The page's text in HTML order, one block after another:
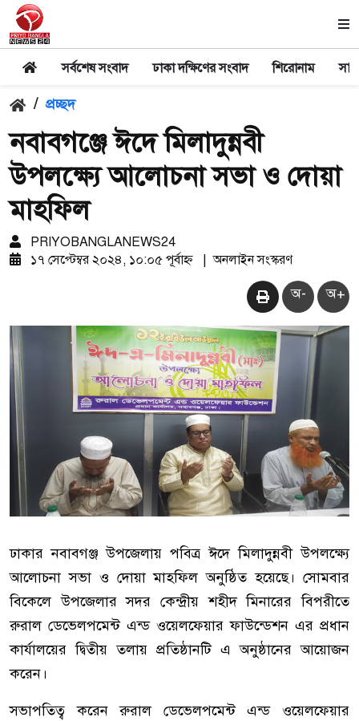
সর্বশেষ সংবাদ ঢাকা দক্ষিণের সংবাদ শিরোনাম
/ প্রচ্ছদ
নবাবগঞ্জে ঈদে মিলাদুন্নবী
উপলক্ষ্যে আলোচনা সভা ও দোয়া
মাহফিল
PRIYOBANGLANEWS24
১৭ সেপ্টেম্বর ২০২৪, ১০:০৫ পূর্বাহ্ন
অনলাইন সংস্করণ
অ- অ+
ঢাকার নবাবগঞ্জ উপজেলায় পবিত্র ঈদে মিলাদুন্নবী উপলক্ষ্যে
আলোচনা সভা ও দোয়া মাহফিল অনুষ্ঠিত হয়েছে। সোমবার
বিকেলে উপজেলার সদর কেন্দ্রীয় শহীদ মিনারের বিপরীতে
রুরাল ডেভেলপমেন্ট এন্ড ওয়েলফেয়ার ফাউন্ডেশন এর প্রধান
কার্যালয়ের দ্বিতীয় তলায় প্রতিষ্ঠানটি এ অনুষ্ঠানের আয়োজন
করেন।
সভাপতিত্ব করেন রুরাল ডেভেলপমেন্ট এন্ড ওয়েলফেয়ার